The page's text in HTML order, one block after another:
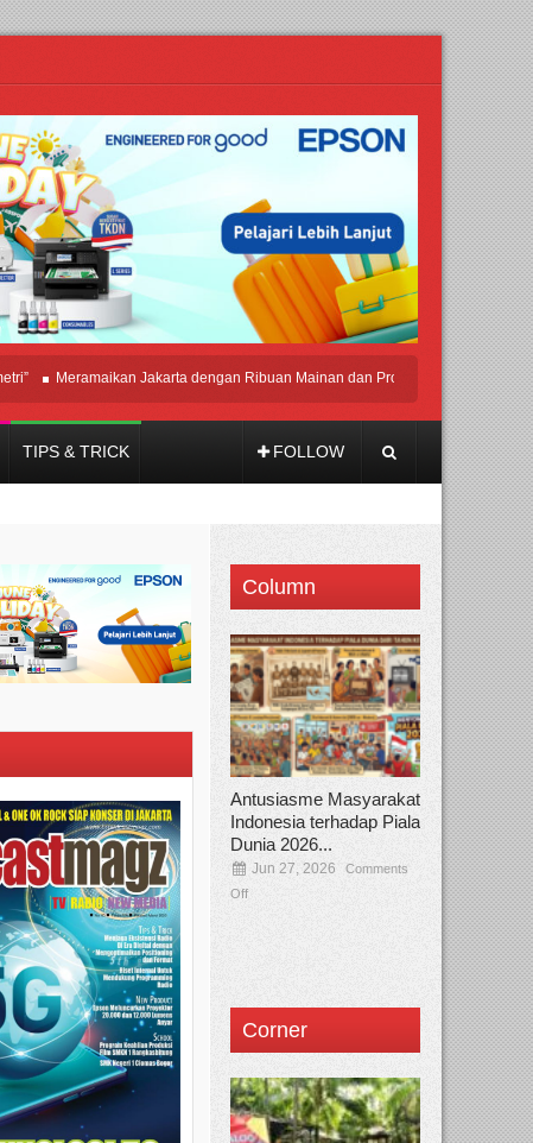
Meramaikan Jakarta dengan Ribuan Mainan dan Produk Bayi dari Seluruh
TIPS & TRICK FOLLOW
Column
Antusiasme Masyarakat
Indonesia terhadap Piala
Dunia 2026...
Jun 27, 2026
Comments
Off
Corner